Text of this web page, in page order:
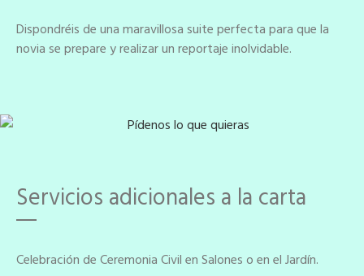
Dispondréis de una maravillosa suite perfecta para que la
novia se prepare y realizar un reportaje inolvidable.
Servicios adicionales a la carta
Celebración de Ceremonia Civil en Salones o en el Jardín.